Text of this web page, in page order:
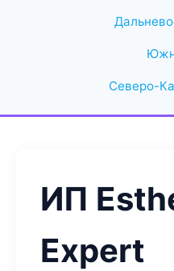
Северо-
ИП
Expert